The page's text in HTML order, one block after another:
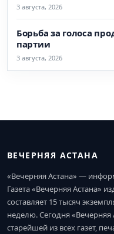
3 августа, 2026
Борьба за голоса
партии
3 августа, 2026
ВЕЧЕРНЯЯ АСТАНА
«Вечерняя Астана» —
Газета «Вечерняя Астана»
составляет 15 тысяч
неделю. Сегодня «Вечерняя
старейшей из всех газет,